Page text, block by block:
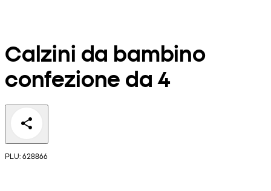
Calzini da bambino
confezione da 4
PLU: 628866